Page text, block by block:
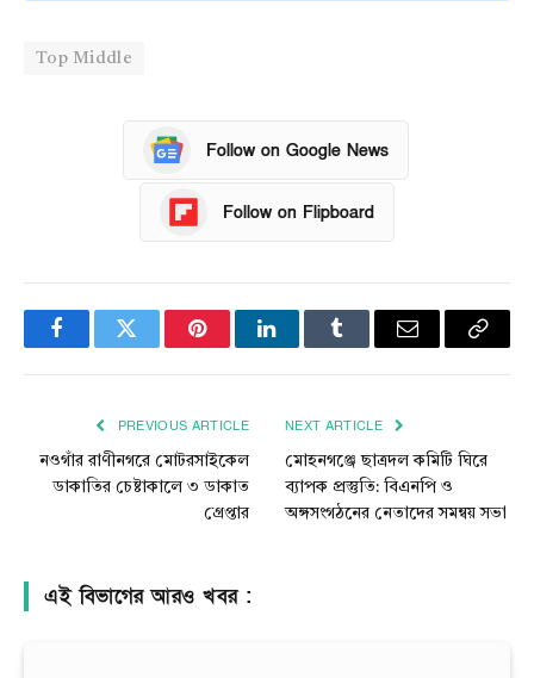
Top Middle
Follow on Google News
Follow on Flipboard
FacebookTwitter PinterestLinkedInTumblr Email
Copy
PREVIOUS ARTICLE
নওগাঁর রাণীনগরে মোটরসাইকেল
ডাকাতির চেষ্টাকালে ৩ ডাকাত
গ্রেপ্তার
NEXT ARTICLE
মোহনগঞ্জে ছাত্রদল কমিটি ঘিরে
ব্যাপক প্রস্তুতি: বিএনপি ও
অঙ্গসংগঠনের নেতাদের সমন্বয় সভা
এই বিভাগের আরও খবর :